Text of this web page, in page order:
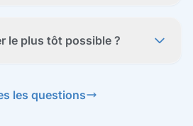
le plus tôt possible ?
les questions